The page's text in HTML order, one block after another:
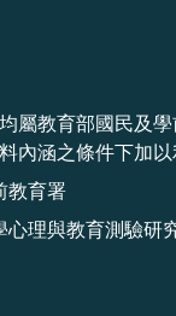
屬教育部國民及
內涵之條件下加以
教育署
理與教育測驗研